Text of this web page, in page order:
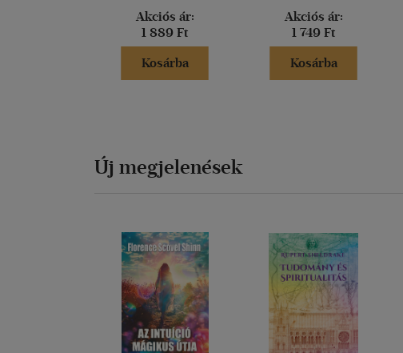
Akciós ár:
1 889 Ft
Kosárba
Akciós ár:
1 749 Ft
Kosárba
Új megjelenések